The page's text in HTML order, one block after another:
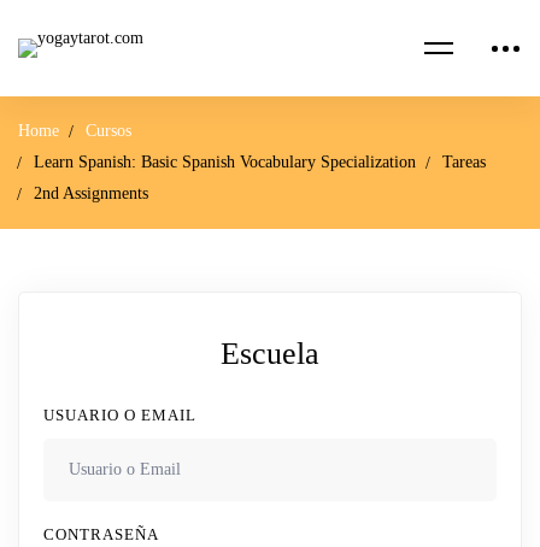
Home
Cursos
Learn Spanish: Basic Spanish Vocabulary Specialization
Tareas
2nd Assignments
Escuela
USUARIO O EMAIL
CONTRASEÑA